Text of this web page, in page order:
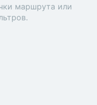
маршрута или